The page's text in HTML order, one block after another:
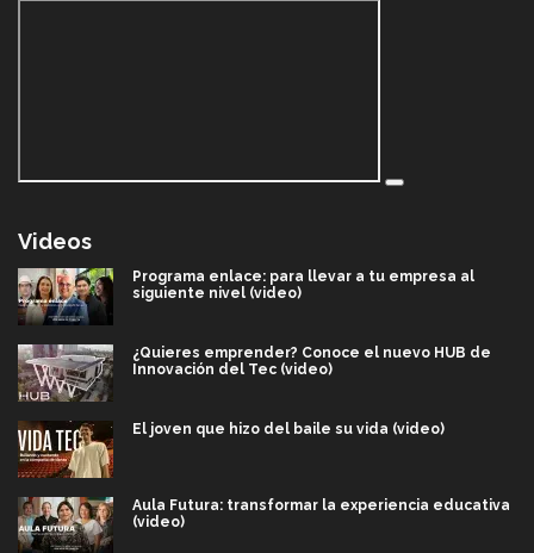
Videos
Programa enlace: para llevar a tu empresa al
siguiente nivel (video)
¿Quieres emprender? Conoce el nuevo HUB de
Innovación del Tec (video)
El joven que hizo del baile su vida (video)
Aula Futura: transformar la experiencia educativa
(video)